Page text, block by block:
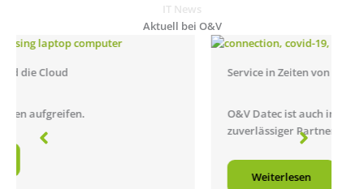
IT News
Aktuell bei O&V
O&V Datec ist auch in schwierigen Zeiten Ihr
zuverlässiger Partner. Sie können sich bei uns…